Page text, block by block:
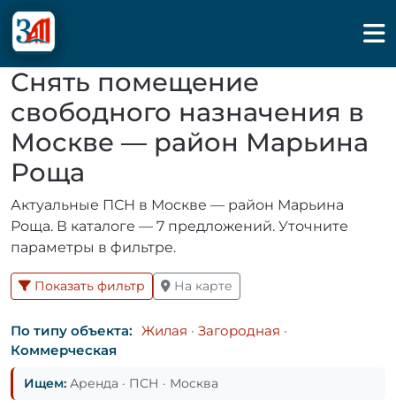
Снять помещение
свободного назначения в
Москве — район Марьина
Роща
Актуальные ПСН в Москве — район Марьина
Роща. В каталоге — 7 предложений. Уточните
параметры в фильтре.
Показать фильтр На карте
По типу объекта: Жилая · Загородная ·
Коммерческая
Ищем: Аренда · ПСН · Москва